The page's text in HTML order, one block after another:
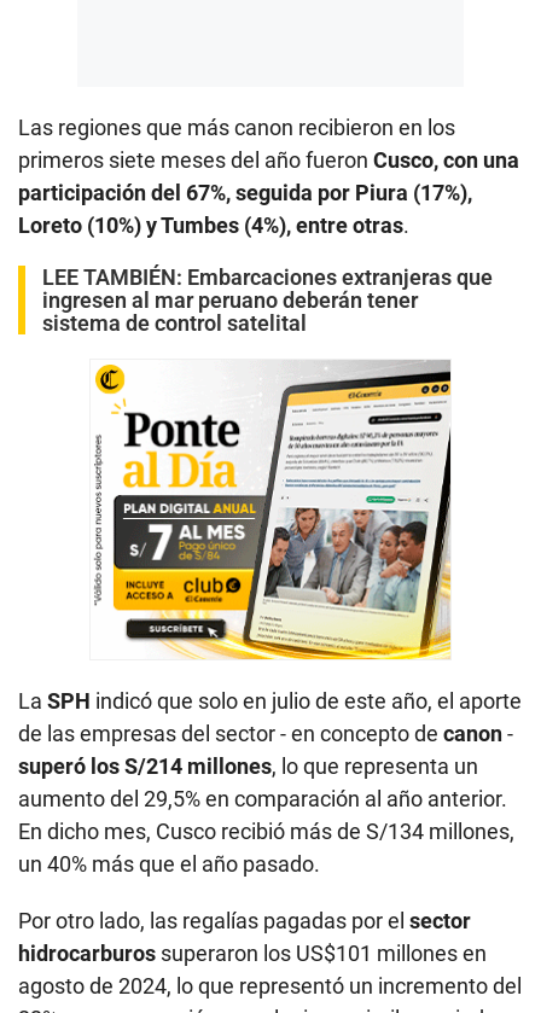
Las regiones que más canon recibieron en los
primeros siete meses del año fueron Cusco, con una
participación del 67%, seguida por Piura (17%),
Loreto (10%) y Tumbes (4%), entre otras.
LEE TAMBIÉN: Embarcaciones extranjeras que
ingresen al mar peruano deberán tener
sistema de control satelital
La SPH indicó que solo en julio de este año, el aporte
de las empresas del sector - en concepto de canon-
superó los S/214 millones, lo que representa un
aumento del 29,5% en comparación al año anterior.
En dicho mes, Cusco recibió más de S/134 millones,
un 40% más que el año pasado.
Por otro lado, las regalías pagadas por el sector
hidrocarburos superaron los US$101 millones en
agosto de 2024, lo que representó un incremento del